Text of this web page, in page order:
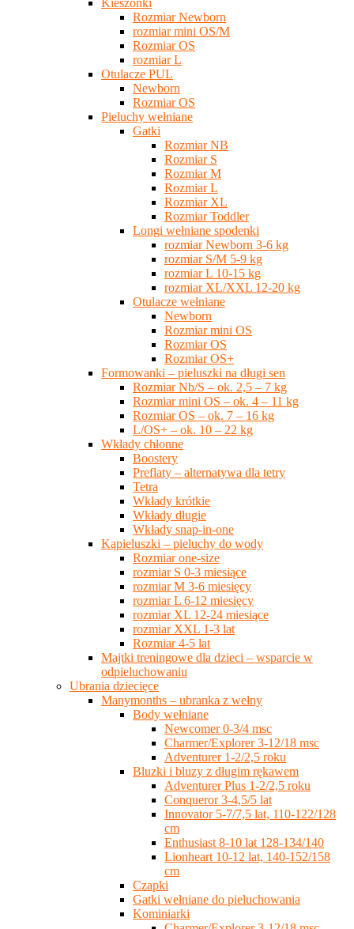
Rozmiar Newborn
rozmiar mini OS/M
Rozmiar OS
rozmiar L
Otulacze PUL
Newborn
Rozmiar OS
Pieluchy wełniane
Gatki
Rozmiar NB
Rozmiar S
Rozmiar M
Rozmiar L
Rozmiar XL
Rozmiar Toddler
Longi wełniane spodenki
rozmiar Newborn 3-6 kg
rozmiar S/M 5-9 kg
rozmiar L 10-15 kg
rozmiar XL/XXL 12-20 kg
Otulacze wełniane
Newborn
Rozmiar mini OS
Rozmiar OS
Rozmiar OS+
Formowanki – pieluszki na długi sen
Rozmiar Nb/S – ok. 2,5 – 7 kg
Rozmiar mini OS – ok. 4 – 11 kg
Rozmiar OS – ok. 7 – 16 kg
L/OS+ – ok. 10 – 22 kg
Wkłady chłonne
Boostery
Preflaty – alternatywa dla tetry
Tetra
Wkłady krótkie
Wkłady długie
Wkłady snap-in-one
Kąpieluszki – pieluchy do wody
Rozmiar one-size
rozmiar S 0-3 miesiące
rozmiar M 3-6 miesięcy
rozmiar L 6-12 miesięcy
rozmiar XL 12-24 miesiące
rozmiar XXL 1-3 lat
Rozmiar 4-5 lat
Majtki treningowe dla dzieci – wsparcie w
odpieluchowaniu
Ubrania dziecięce
Manymonths – ubranka z wełny
Body wełniane
Newcomer 0-3/4 msc
Charmer/Explorer 3-12/18 msc
Adventurer 1-2/2,5 roku
Bluzki i bluzy z długim rękawem
Adventurer Plus 1-2/2,5 roku
Conqueror 3-4,5/5 lat
Innovator 5-7/7,5 lat, 110-122/128
cm
Enthusiast 8-10 lat 128-134/140
Lionheart 10-12 lat, 140-152/158
cm
Czapki
Gatki wełniane do pieluchowania
Kominiarki